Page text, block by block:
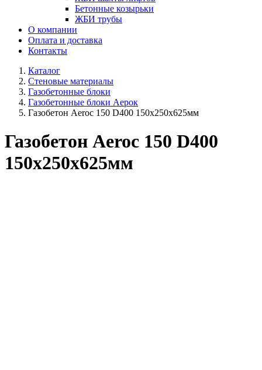
Бетонные козырьки
ЖБИ трубы
О компании
Оплата и доставка
Контакты
Каталог
Стеновые материалы
Газобетонные блоки
Газобетонные блоки Аерок
Газобетон Aeroc 150 D400 150х250х625мм
Газобетон Aeroc 150 D400
150х250х625мм